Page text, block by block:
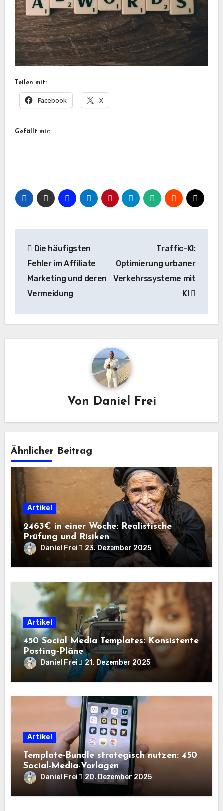
Teilen mit:
Facebook X
Gefällt mir:
Die häufigsten
Fehler im Affiliate
Marketing und deren
Vermeidung
Traffic-KI:
Optimierung urbaner
Verkehrssysteme mit
KI
Von Daniel Frei
Ähnlicher Beitrag
Artikel
2463€ in einer Woche: Realistische
Prüfung und Risiken
Daniel Frei 23. Dezember 2025
Artikel
450 Social Media Templates: Konsistente
Posting‑Pläne
Daniel Frei 21. Dezember 2025
Artikel
Template-Bundle strategisch nutzen: 450
Social-Media-Vorlagen
Daniel Frei 20. Dezember 2025